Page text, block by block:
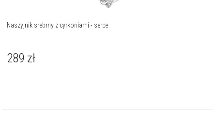
Naszyjnik srebrny z cyrkoniami - serce
289 zł